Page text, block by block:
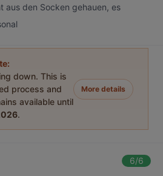
aus den Socken gehauen, es
down. This is
process and
available until
.
More details
6/6